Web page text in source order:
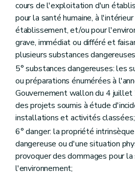
Art. 242
Art. 243
Art. 244
Art. 245
Art. 246
Art. 247
Art. 248
Art. 249
Art. 250
Art. 251
Art. 252
Art. 253
Art. 254
Art. 255
Art. 256
Art. 257
Art. 258
cours de l'exploitation d'un
pour la santé humaine, à
établissement, et/ou pour
grave, immédiat ou différé et
plusieurs substances
5° substances dangereuses: les
ou préparations énumérées à
Gouvernement wallon du 4
des projets soumis à étude
installations et activités classées;
6° danger: la propriété
dangereuse ou d'une situation
provoquer des dommages pour
l'environnement;